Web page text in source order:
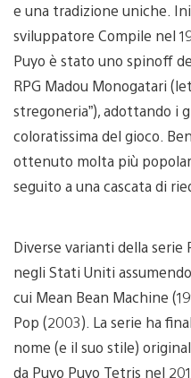
e una tradizione uniche.
sviluppatore Compile nel
Puyo è stato uno spinoff
RPG Madou Monogatari
stregoneria”), adottando i
coloratissima del gioco.
ottenuto molta più
seguito a una cascata di
Diverse varianti della serie
negli Stati Uniti
cui Mean Bean Machine
Pop (2003). La serie ha
nome (e il suo stile)
da Puyo Puyo Tetris nel